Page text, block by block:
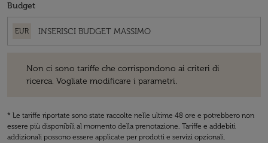
Budget
EUR
Non ci sono tariffe che corrispondono ai criteri di
ricerca. Vogliate modificare i parametri.
* Le tariffe riportate sono state raccolte nelle ultime 48 ore e potrebbero non
essere più disponibili al momento della prenotazione. Tariffe e addebiti
addizionali possono essere applicate per prodotti e servizi opzionali.